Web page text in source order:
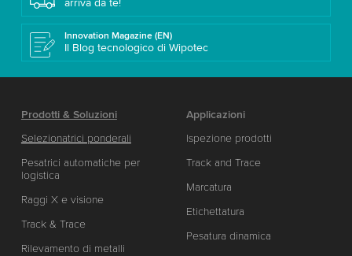
Innovation Magazine (EN)
Il Blog tecnologico di Wipotec
Prodotti & Soluzioni
Selezionatrici ponderali
Pesatrici automatiche per
logistica
Raggi X e visione
Track & Trace
Rilevamento di metalli
Applicazioni
Ispezione prodotti
Track and Trace
Marcatura
Etichettatura
Pesatura dinamica